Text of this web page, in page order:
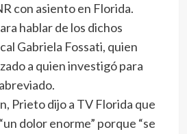
con asiento en Florida.
hablar de los dichos
Gabriela Fossati, quien
a quien investigó para
Prieto dijo a TV Florida que
dolor enorme” porque “se